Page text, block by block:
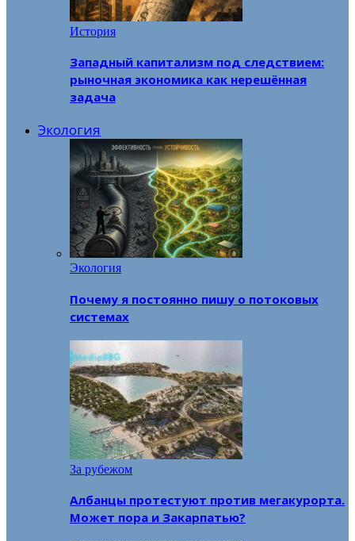
История
Западный капитализм под следствием:
рыночная экономика как нерешённая
задача
Экология
Экология
Почему я постоянно пишу о потоковых
системах
За рубежом
Албанцы протестуют против мегакурорта.
Может пора и Закарпатью?